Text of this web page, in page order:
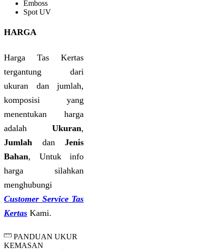
Emboss
Spot UV
HARGA
Harga Tas Kertas
tergantung dari
ukuran dan jumlah,
komposisi yang
menentukan harga
adalahUkuran,
Jumlah danJenis
Bahan, Untuk info
harga silahkan
menghubungi
Customer Service Tas
Kertas Kami.
PANDUAN UKUR
KEMASAN